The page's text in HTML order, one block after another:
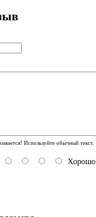
Используйте обычный текст.
Хорошо